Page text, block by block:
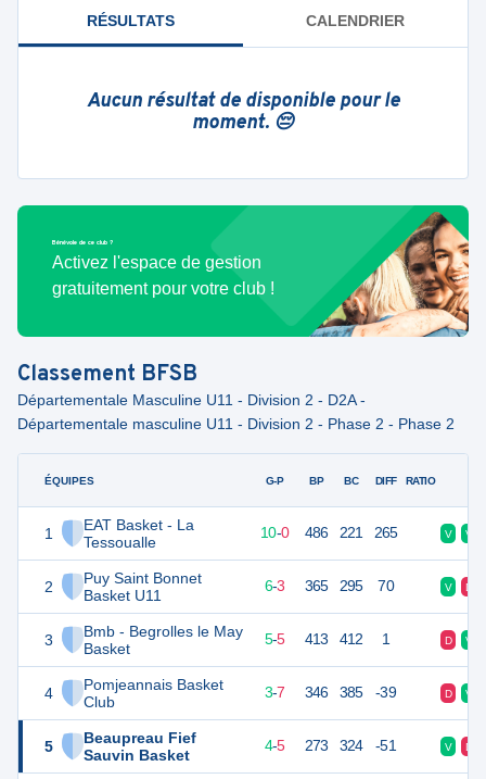
RÉSULTATS CALENDRIER
Aucun résultat de disponible pour le
moment. 😔
Bénévole de ce club ?
Activez l'espace de gestion
gratuitement pour votre club !
Classement BFSB
Départementale Masculine U11 - Division 2 - D2A -
Départementale masculine U11 - Division 2 - Phase 2 - Phase 2
ÉQUIPES
1
EAT Basket - La
Tessoualle
2
Puy Saint Bonnet
Basket U11
3
Bmb - Begrolles le May
Basket
4
Pomjeannais Basket
Club
5
Beaupreau Fief
Sauvin Basket
G-P BP BC DIFF RATIO
20 10-0 486 221 265 V V
15 6-3 365 295 70 V D
15 10 5-5 413 412 1 D V
13 3-7 346 385 -39 D V
13 4-5 273 324 -51 V D